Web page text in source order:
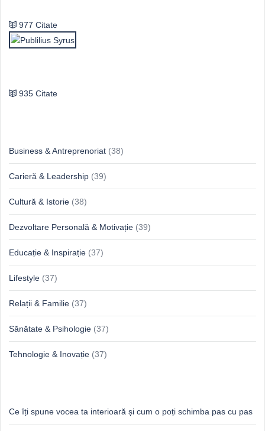
977 Citate
935 Citate
Business & Antreprenoriat (38)
Carieră & Leadership (39)
Cultură & Istorie (38)
Dezvoltare Personală & Motivație (39)
Educație & Inspirație (37)
Lifestyle (37)
Relații & Familie (37)
Sănătate & Psihologie (37)
Tehnologie & Inovație (37)
Ce îți spune vocea ta interioară și cum o poți schimba pas cu pas